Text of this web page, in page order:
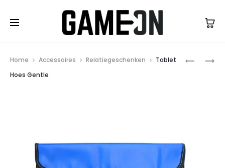
High Five Fashion
LAPTOP
Home Accessoires Relatiegeschenken
Tablet
Hoes Gentle